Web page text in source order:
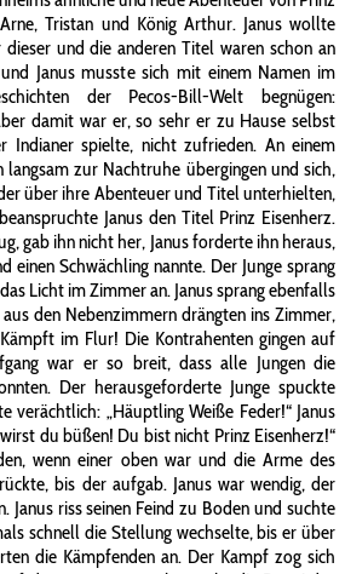
Tristan und König Arthur. Janus wollte
dieser und die anderen Titel waren schon an
Janus musste sich mit einem Namen im
der Pecos-Bill-Welt begnügen:
damit war er, so sehr er zu Hause selbst
Indianer spielte, nicht zufrieden. An einem
langsam zur Nachtruhe übergingen und sich,
über ihre Abenteuer und Titel unterhielten,
Janus den Titel Prinz Eisenherz.
gab ihn nicht her, Janus forderte ihn heraus,
einen Schwächling nannte. Der Junge sprang
Licht im Zimmer an. Janus sprang ebenfalls
den Nebenzimmern drängten ins Zimmer,
im Flur! Die Kontrahenten gingen auf
war er so breit, dass alle Jungen die
Der herausgeforderte Junge spuckte
verächtlich: „Häuptling Weiße Feder!“ Janus
du büßen! Du bist nicht Prinz Eisenherz!“
wenn einer oben war und die Arme des
bis der aufgab. Janus war wendig, der
Janus riss seinen Feind zu Boden und suchte
schnell die Stellung wechselte, bis er über
die Kämpfenden an. Der Kampf zog sich